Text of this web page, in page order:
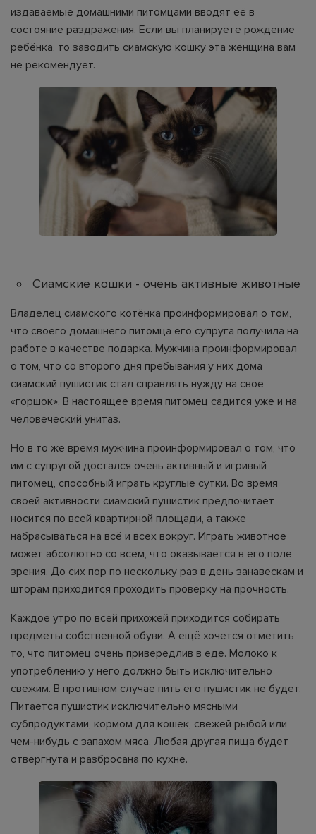
издаваемые домашними питомцами вводят её в
состояние раздражения. Если вы планируете рождение
ребёнка, то заводить сиамскую кошку эта женщина вам
не рекомендует.
Сиамские кошки - очень активные животные
Владелец сиамского котёнка проинформировал о том,
что своего домашнего питомца его супруга получила на
работе в качестве подарка. Мужчина проинформировал
о том, что со второго дня пребывания у них дома
сиамский пушистик стал справлять нужду на своё
«горшок». В настоящее время питомец садится уже и на
человеческий унитаз.
Но в то же время мужчина проинформировал о том, что
им с супругой достался очень активный и игривый
питомец, способный играть круглые сутки. Во время
своей активности сиамский пушистик предпочитает
носится по всей квартирной площади, а также
набрасываться на всё и всех вокруг. Играть животное
может абсолютно со всем, что оказывается в его поле
зрения. До сих пор по нескольку раз в день занавескам и
шторам приходится проходить проверку на прочность.
Каждое утро по всей прихожей приходится собирать
предметы собственной обуви. А ещё хочется отметить
то, что питомец очень привередлив в еде. Молоко к
употреблению у него должно быть исключительно
свежим. В противном случае пить его пушистик не будет.
Питается пушистик исключительно мясными
субпродуктами, кормом для кошек, свежей рыбой или
чем-нибудь с запахом мяса. Любая другая пища будет
отвергнута и разбросана по кухне.